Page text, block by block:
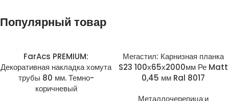
Популярный товар
FarAcs PREMIUM:
Декоративная накладка хомута
трубы 80 мм. Темно-
коричневый
Мегастил: Карнизная планка
S23 100х65х2000мм Ре Matt
0,45 мм Ral 8017
Металлочерепица и